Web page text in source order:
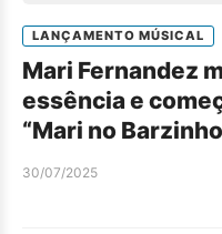
LANÇAMENTO MÚSICAL
Mari Fernandez
essência e
“Mari no
30/07/2025